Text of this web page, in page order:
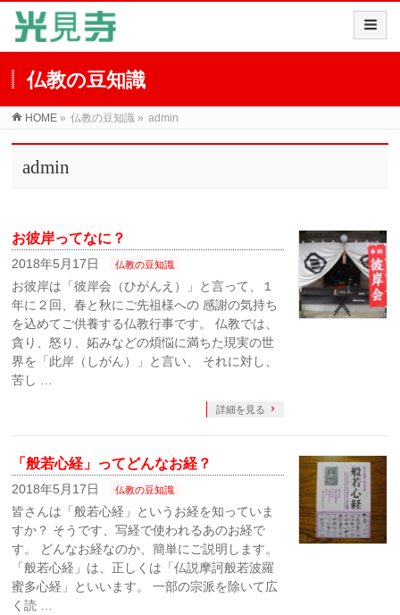
仏教の豆知識
HOME » 仏教の豆知識 » admin
admin
お彼岸ってなに？
2018年5月17日 仏教の豆知識
お彼岸は「彼岸会（ひがんえ）」と言って、１
年に２回、春と秋にご先祖様への 感謝の気持ち
を込めてご供養する仏教行事です。 仏教では、
貪り、怒り、妬みなどの煩悩に満ちた現実の世
界を「此岸（しがん）」と言い、 それに対し、
苦し …
詳細を見る
「般若心経」ってどんなお経？
2018年5月17日 仏教の豆知識
皆さんは「般若心経」というお経を知っていま
すか？ そうです、写経で使われるあのお経で
す。 どんなお経なのか、簡単にご説明します。
「般若心経」は、正しくは「仏説摩訶般若波羅
蜜多心経」といいます。 一部の宗派を除いて広
く読 …